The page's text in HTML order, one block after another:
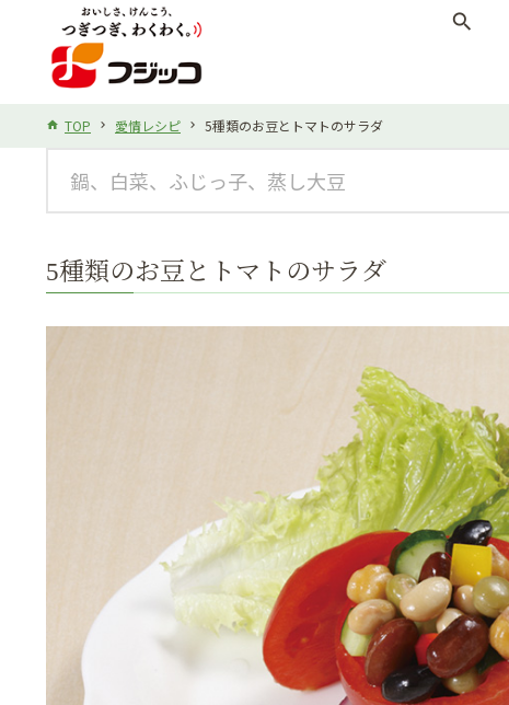
search
TOP 愛情レシピ 5種類のお豆とトマトのサラダ
5種類のお豆とトマトのサラダ